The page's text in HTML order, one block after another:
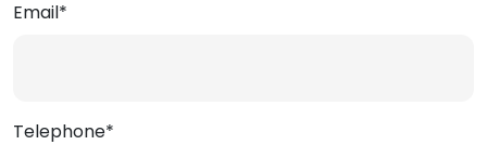
Email*
Telephone*